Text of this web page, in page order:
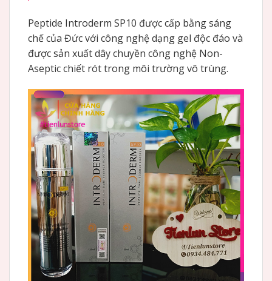
Peptide Introderm SP10 được cấp bằng sáng
chế của Đức với công nghệ dạng gel độc đáo và
được sản xuất dây chuyền công nghệ Non-
Aseptic chiết rót trong môi trường vô trùng.